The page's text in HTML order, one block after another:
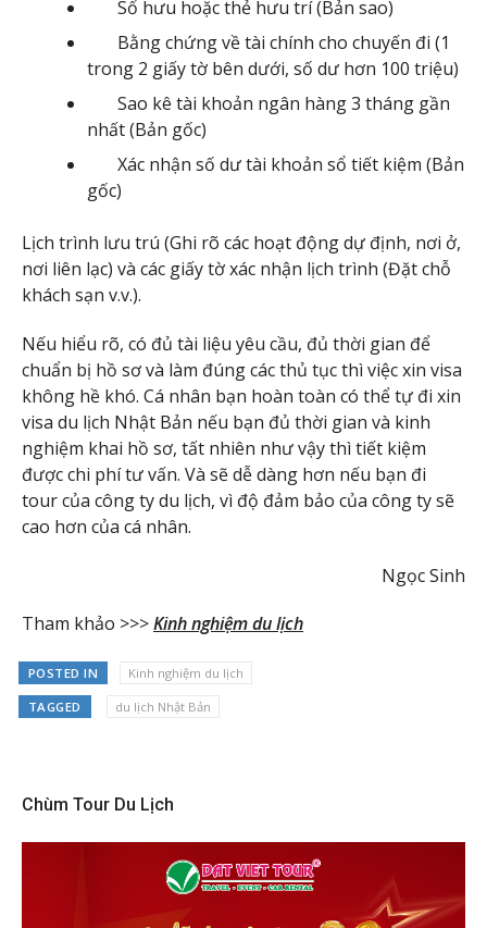
Sổ hưu hoặc thẻ hưu trí (Bản sao)
Bằng chứng về tài chính cho chuyến đi (1
trong 2 giấy tờ bên dưới, số dư hơn 100 triệu)
Sao kê tài khoản ngân hàng 3 tháng gần
nhất (Bản gốc)
Xác nhận số dư tài khoản sổ tiết kiệm (Bản
gốc)
Lịch trình lưu trú (Ghi rõ các hoạt động dự định, nơi ở,
nơi liên lạc) và các giấy tờ xác nhận lịch trình (Đặt chỗ
khách sạn v.v.).
Nếu hiểu rõ, có đủ tài liệu yêu cầu, đủ thời gian để
chuẩn bị hồ sơ và làm đúng các thủ tục thì việc xin visa
không hề khó. Cá nhân bạn hoàn toàn có thể tự đi xin
visa du lịch Nhật Bản nếu bạn đủ thời gian và kinh
nghiệm khai hồ sơ, tất nhiên như vậy thì tiết kiệm
được chi phí tư vấn. Và sẽ dễ dàng hơn nếu bạn đi
tour của công ty du lịch, vì độ đảm bảo của công ty sẽ
cao hơn của cá nhân.
Ngọc Sinh
Tham khảo >>>Kinh nghiệm du lịch
POSTED IN Kinh nghiệm du lịch
TAGGED du lịch Nhật Bản
Chùm Tour Du Lịch